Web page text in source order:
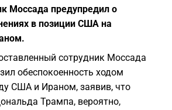
Моссада предупредил о
в позиции США на
сотрудник Моссада
обеспокоенность ходом
США и Ираном, заявив, что
Трампа, вероятно,